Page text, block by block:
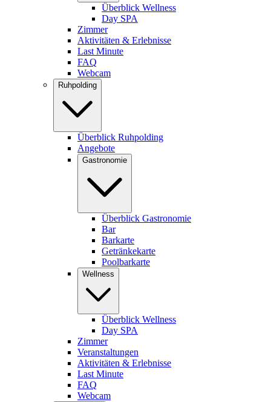
Überblick Wellness
Day SPA
Zimmer
Aktivitäten & Erlebnisse
Last Minute
FAQ
Webcam
Ruhpolding
Überblick Ruhpolding
Angebote
Gastronomie
Überblick Gastronomie
Bar
Barkarte
Getränkekarte
Poolbarkarte
Wellness
Überblick Wellness
Day SPA
Zimmer
Veranstaltungen
Aktivitäten & Erlebnisse
Last Minute
FAQ
Webcam